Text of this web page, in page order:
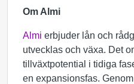
Om Almi
Almi erbjuder lån och
utvecklas och växa. Det
tillväxtpotential i tidiga
en expansionsfas.